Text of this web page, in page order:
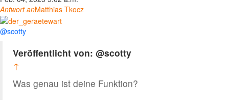
Antwort anMatthias Tkocz
@scotty
Veröffentlicht von: @scotty
↑
Was genau ist deine Funktion?